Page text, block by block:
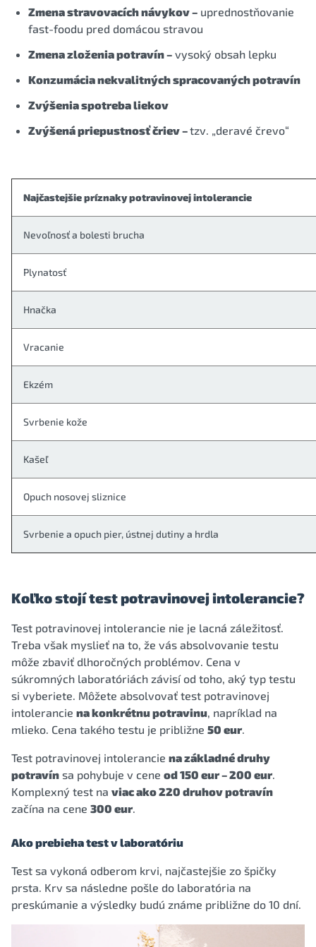
Zmena stravovacích návykov – uprednostňovanie
fast-foodu pred domácou stravou
Zmena zloženia potravín – vysoký obsah lepku
Konzumácia nekvalitných spracovaných potravín
Zvýšenia spotreba liekov
Zvýšená priepustnosť čriev –tzv. „deravé črevo“
Najčastejšie príznaky potravinovej intolerancie
Nevoľnosť a bolesti brucha
Plynatosť
Hnačka
Vracanie
Ekzém
Svrbenie kože
Kašeľ
Opuch nosovej sliznice
Svrbenie a opuch pier, ústnej dutiny a hrdla
Koľko stojí test potravinovej intolerancie?
Test potravinovej intolerancie nie je lacná záležitosť.
Treba však myslieť na to, že vás absolvovanie testu
môže zbaviť dlhoročných problémov. Cena v
súkromných laboratóriách závisí od toho, aký typ testu
si vyberiete. Môžete absolvovať test potravinovej
intolerancie na konkrétnu potravinu, napríklad na
mlieko. Cena takého testu je približne 50 eur.
Test potravinovej intolerancie na základné druhy
potravín sa pohybuje v cene od 150 eur – 200 eur.
Komplexný test na viac ako 220 druhov potravín
začína na cene 300 eur.
Ako prebieha test v laboratóriu
Test sa vykoná odberom krvi, najčastejšie zo špičky
prsta. Krv sa následne pošle do laboratória na
preskúmanie a výsledky budú známe približne do 10 dní.